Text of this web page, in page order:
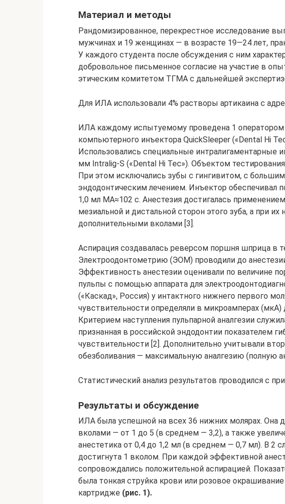
Материал и методы
Рандомизированное, перекрестное исследование
мужчинах и 19 женщинах — в возрасте 19—24 лет,
У каждого студента после обсуждения с ним
добровольное письменное согласие на участие в
этическим комитетом ТГМА с дальнейшей
Для ИЛА использовали 4% растворы артикаина с
ИЛА каждому испытуемому проведена 1
компьютерного инъектора QuickSleeper («Dental Hi
Использовались специальные интралигаментарные
мм Intralig-S («Dental Hi Tec»). Объектом
При этом исключались зубы с гингивитом, с
эндодонтическим лечением. Инъектор обеспечивал
1,0 мл МА≈102 с. Анестезия достигалась
мезиальной и дистальной сторон этого зуба, а при
дополнительными вколами [3].
Аспирация создавалась реверсом поршня шприца в
Электроодонтометрию (ЭОМ) проводили до
Эффективность анестезии оценивали по величине
пульпы с помощью аппарата для
(«Каскад», Россия) у интактного нижнего первого
чувствительности определяли в микроамперах
Критерием наступления пульпарной аналгезии
признанная в российской эндодонтии показателем
чувствительности [2]. Дополнительно учитывали
обезболивания — максимальную аналгезию (полную
Статистический анализ результатов проводился с
Результаты и обсуждение
ИЛА была успешной на всех 36 нижних молярах. Она
вколами — от 1 до 5 (в среднем — 3,2), а также
анестетика от 0,4 до 1,2 мл (в среднем — 0,7 мл). В 2
достигнута 1 вколом. При каждой эффективной
сопровождались положительной аспирацией.
была тонкая струйка крови или розовое
картридже (рис. 1).